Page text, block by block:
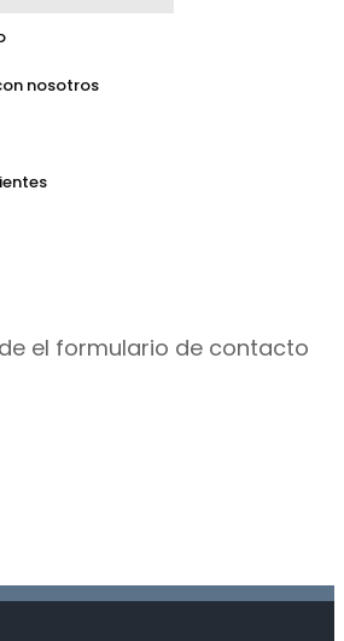
nosotros
el formulario de contacto